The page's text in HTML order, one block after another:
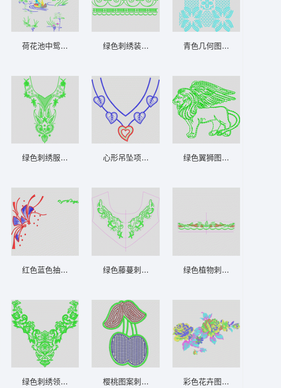
稿 亮片 匹绣
亮片 亮片牛仔裤发型
抽象的马
通流氓兔
荷花池中鸳鸯游弋 荷花鸳鸯中国风
绿色刺绣服装领口图案 衣领
红色蓝色抽象花卉图案 三角形的花朵
绿色刺绣领口图案 衣领
绿色刺绣装饰边框图案 条码
心形吊坠项链设计图 衣领
绿色藤蔓刺绣衣领设计图 衣领
樱桃图案刺绣设计 亮片 亮片樱桃
青色几何图案装饰 四个对称
绿色翼狮图案 有翅膀的狮子
绿色植物刺绣图案设计 条码
彩色花卉图案设计 漂亮的花朵